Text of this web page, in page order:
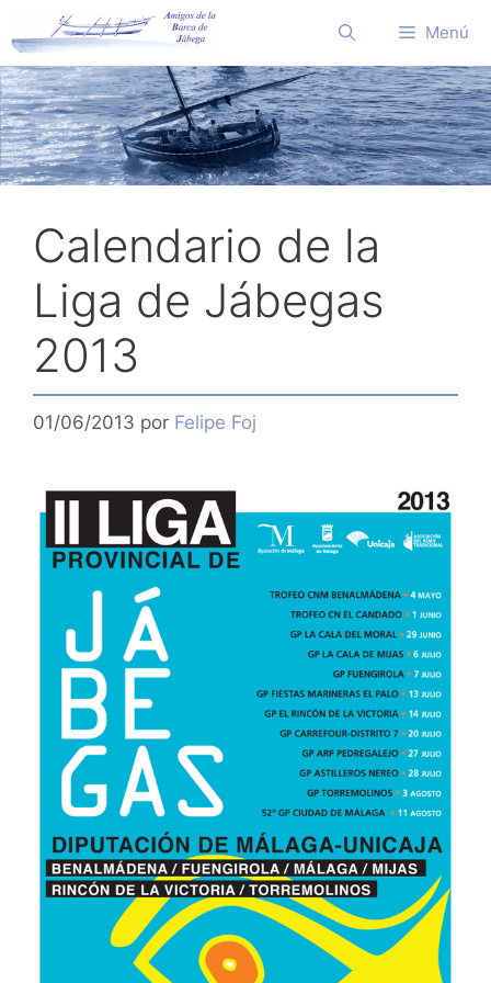
al
contenido
Menú
Calendario de la
Liga de Jábegas
2013
01/06/2013 por Felipe Foj